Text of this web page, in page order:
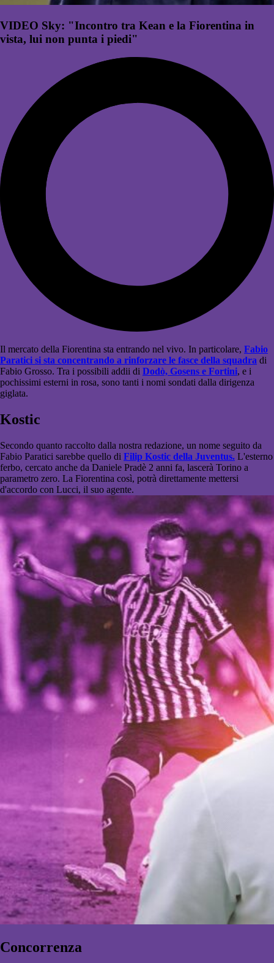
VIDEO Sky: "Incontro tra Kean e la Fiorentina in
vista, lui non punta i piedi"
Il mercato della Fiorentina sta entrando nel vivo. In particolare, Fabio
Paratici si sta concentrando a rinforzare le fasce della squadra di
Fabio Grosso. Tra i possibili addii di Dodò, Gosens e Fortini, e i
pochissimi esterni in rosa, sono tanti i nomi sondati dalla dirigenza
giglata.
Kostic
Secondo quanto raccolto dalla nostra redazione, un nome seguito da
Fabio Paratici sarebbe quello di Filip Kostic della Juventus. L'esterno
ferbo, cercato anche da Daniele Pradè 2 anni fa, lascerà Torino a
parametro zero. La Fiorentina così, potrà direttamente mettersi
d'accordo con Lucci, il suo agente.
Concorrenza